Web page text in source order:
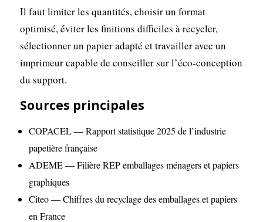
Il faut limiter les quantités, choisir un format
optimisé, éviter les finitions difficiles à recycler,
sélectionner un papier adapté et travailler avec un
imprimeur capable de conseiller sur l’éco-conception
du support.
Sources principales
COPACEL — Rapport statistique 2025 de l’industrie
papetière française
ADEME — Filière REP emballages ménagers et papiers
graphiques
Citeo — Chiffres du recyclage des emballages et papiers
en France